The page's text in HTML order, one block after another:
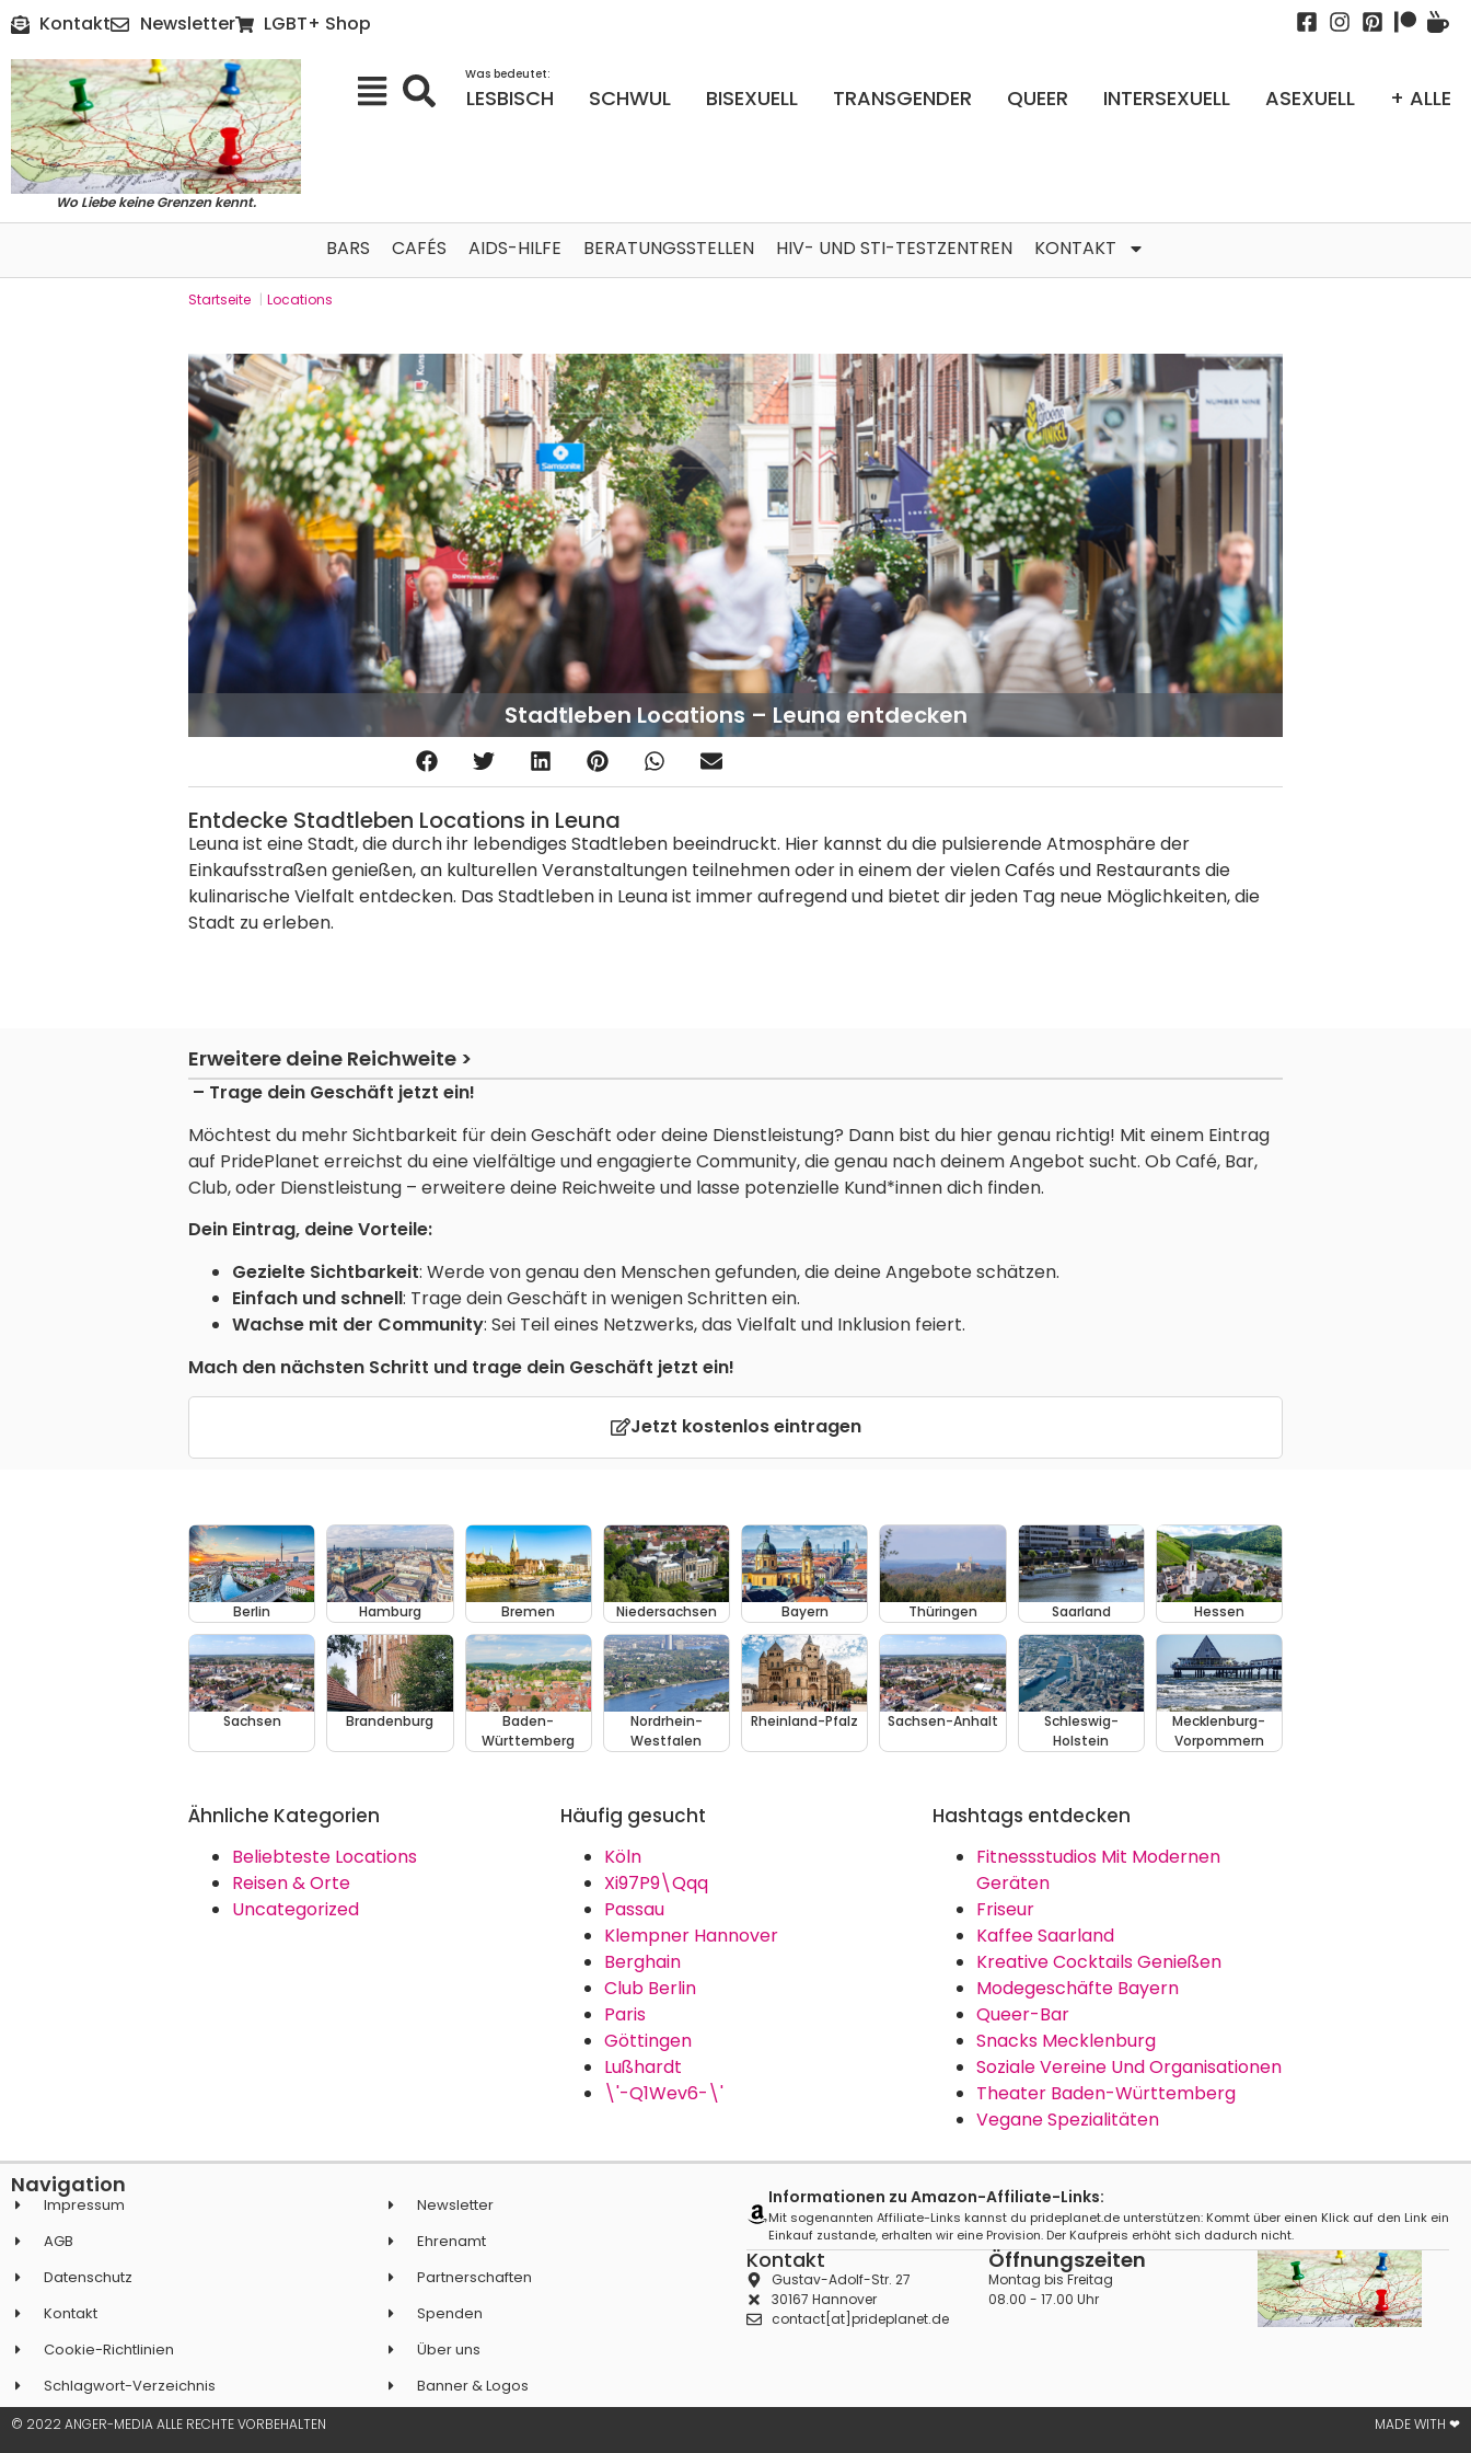
Kontakt Newsletter LGBT+ Shop
Wo Liebe keine Grenzen kennt.
Was bedeutet:
LESBISCH SCHWUL BISEXUELL TRANSGENDER QUEER INTERSEXUELL ASEXUELL + ALLE
BARS CAFÉS AIDS-HILFE BERATUNGSSTELLEN HIV- UND STI-TESTZENTREN KONTAKT
Startseite | Locations
Stadtleben Locations – Leuna entdecken
Entdecke Stadtleben Locations in Leuna
Leuna ist eine Stadt, die durch ihr lebendiges Stadtleben beeindruckt. Hier kannst du die pulsierende Atmosphäre der
Einkaufsstraßen genießen, an kulturellen Veranstaltungen teilnehmen oder in einem der vielen Cafés und Restaurants die
kulinarische Vielfalt entdecken. Das Stadtleben in Leuna ist immer aufregend und bietet dir jeden Tag neue Möglichkeiten, die
Stadt zu erleben.
Erweitere deine Reichweite >
– Trage dein Geschäft jetzt ein!
Möchtest du mehr Sichtbarkeit für dein Geschäft oder deine Dienstleistung? Dann bist du hier genau richtig! Mit einem Eintrag
auf PridePlanet erreichst du eine vielfältige und engagierte Community, die genau nach deinem Angebot sucht. Ob Café, Bar,
Club, oder Dienstleistung – erweitere deine Reichweite und lasse potenzielle Kund*innen dich finden.
Dein Eintrag, deine Vorteile:
Gezielte Sichtbarkeit: Werde von genau den Menschen gefunden, die deine Angebote schätzen.
Einfach und schnell: Trage dein Geschäft in wenigen Schritten ein.
Wachse mit der Community: Sei Teil eines Netzwerks, das Vielfalt und Inklusion feiert.
Mach den nächsten Schritt und trage dein Geschäft jetzt ein!
Jetzt kostenlos eintragen
Berlin Hamburg Bremen Niedersachsen Bayern Thüringen Saarland Hessen
Sachsen Brandenburg
Baden-
Württemberg
Nordrhein-
Westfalen
Rheinland-Pfalz Sachsen-Anhalt
Schleswig-
Holstein
Mecklenburg-
Vorpommern
Ähnliche Kategorien
Beliebteste Locations
Reisen & Orte
Uncategorized
Häufig gesucht
Köln
Xi97P9\Qqq
Passau
Klempner Hannover
Berghain
Club Berlin
Paris
Göttingen
Lußhardt
\'-Q1Wev6-\'
Hashtags entdecken
Fitnessstudios Mit Modernen
Geräten
Friseur
Kaffee Saarland
Kreative Cocktails Genießen
Modegeschäfte Bayern
Queer-Bar
Snacks Mecklenburg
Soziale Vereine Und Organisationen
Theater Baden-Württemberg
Vegane Spezialitäten
Navigation
Impressum
AGB
Datenschutz
Kontakt
Cookie-Richtlinien
Schlagwort-Verzeichnis
Newsletter
Ehrenamt
Partnerschaften
Spenden
Über uns
Banner & Logos
Informationen zu Amazon-Affiliate-Links:
Mit sogenannten Affiliate-Links kannst du prideplanet.de unterstützen: Kommt über einen Klick auf den Link ein
Einkauf zustande, erhalten wir eine Provision. Der Kaufpreis erhöht sich dadurch nicht.
Kontakt
Gustav-Adolf-Str. 27
30167 Hannover
contact[at]prideplanet.de
Öffnungszeiten
Montag bis Freitag
08.00 - 17.00 Uhr
© 2022 ANGER-MEDIA ALLE RECHTE VORBEHALTEN MADE WITH ❤